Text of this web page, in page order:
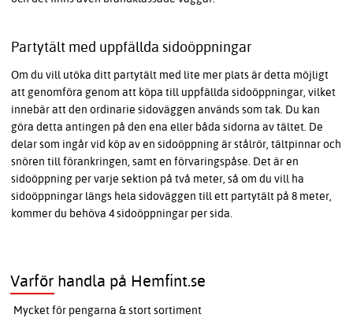
Partytält med uppfällda sidoöppningar
Om du vill utöka ditt partytält med lite mer plats är detta möjligt
att genomföra genom att köpa till uppfällda sidoöppningar, vilket
innebär att den ordinarie sidoväggen används som tak. Du kan
göra detta antingen på den ena eller båda sidorna av tältet. De
delar som ingår vid köp av en sidoöppning är stålrör, tältpinnar och
snören till förankringen, samt en förvaringspåse. Det är en
sidoöppning per varje sektion på två meter, så om du vill ha
sidoöppningar längs hela sidoväggen till ett partytält på 8 meter,
kommer du behöva 4 sidoöppningar per sida.
Varför handla på Hemfint.se
Mycket för pengarna & stort sortiment